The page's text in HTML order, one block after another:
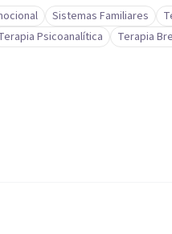
Sistemas Familiares
Psicoanalítica Terapia